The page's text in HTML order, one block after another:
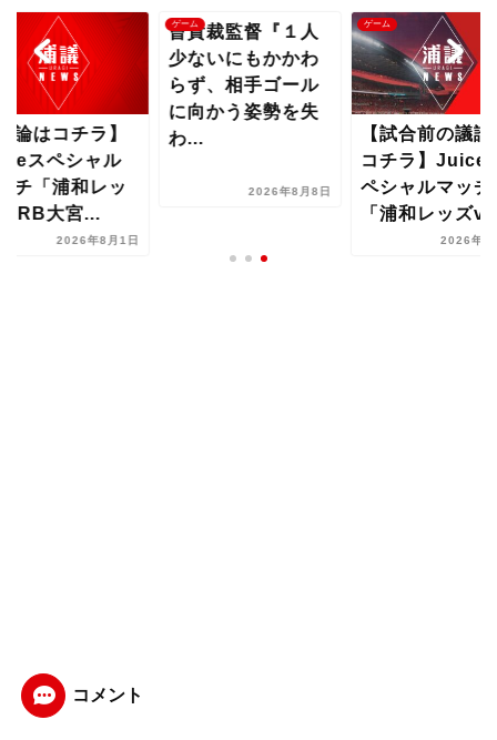
論はコチラ】
スペシャル
チ「浦和レッ
大宮...
2026年8月1日
ゲーム
曺貴裁監督『１人
少ないにもかかわ
らず、相手ゴール
に向かう姿勢を失
わ...
2026年8月8日
ゲーム
【試合前の議論
コチラ】Juice
ペシャルマッチ
「浦和レッズ
2026年8
コメント